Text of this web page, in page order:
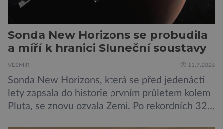
Sonda New Horizons se probudila
a míří k hranici Sluneční soustavy
VESMÍR 11.7.2026
Sonda New Horizons, která se před jedenácti
lety zapsala do historie prvním průletem kolem
Pluta, se znovu ozvala Zemi. Po rekordních 321